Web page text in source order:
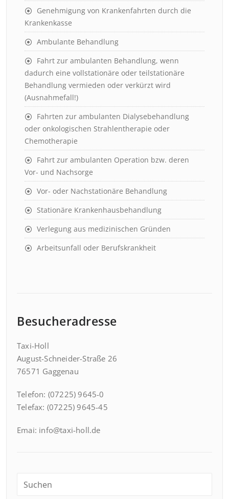
Genehmigung von Krankenfahrten durch die
Krankenkasse
Ambulante Behandlung
Fahrt zur ambulanten Behandlung, wenn
dadurch eine vollstationäre oder teilstationäre
Behandlung vermieden oder verkürzt wird
(Ausnahmefall!)
Fahrten zur ambulanten Dialysebehandlung
oder onkologischen Strahlentherapie oder
Chemotherapie
Fahrt zur ambulanten Operation bzw. deren
Vor- und Nachsorge
Vor- oder Nachstationäre Behandlung
Stationäre Krankenhausbehandlung
Verlegung aus medizinischen Gründen
Arbeitsunfall oder Berufskrankheit
Besucheradresse
Taxi-Holl
August-Schneider-Straße 26
76571 Gaggenau
Telefon: (07225) 9645-0
Telefax: (07225) 9645-45
Emai: info@taxi-holl.de